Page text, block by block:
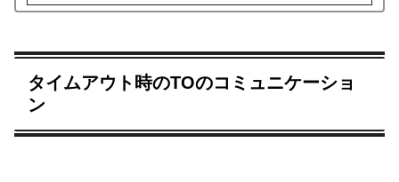
タイムアウト時のTOのコミュニケーショ
ン